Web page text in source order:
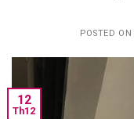
POSTED ON
12
Th12